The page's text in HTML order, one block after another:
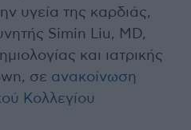
υγεία της καρδιάς,
Simin Liu, MD,
και ιατρικής
σε ανακοίνωση
Κολλεγίου